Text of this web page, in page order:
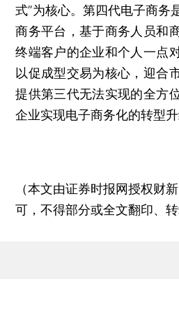
式”为核心。第四代电子商务
商务平台，基于商务人员和
终端客户的企业和个人一点
以促成型交易为核心，迎合
提供第三代无法实现的全方
企业实现电子商务化的转型升
（本文由证券时报网授权财
可，不得部分或全文翻印、转